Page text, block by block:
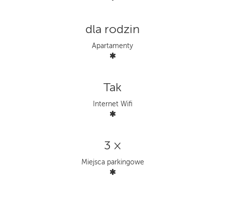
dla rodzin
Apartamenty
Tak
Internet Wifi
3 ×
Miejsca parkingowe